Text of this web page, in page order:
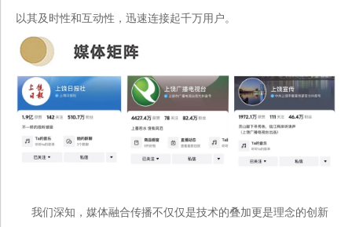
以其及时性和互动性，迅速连接起千万用户。
我们深知，媒体融合传播不仅仅是技术的叠加更是理念的创新